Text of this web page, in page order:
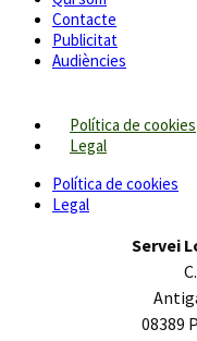
Contacte
Publicitat
Audiències
Política de cookies
Legal
Política de cookies
Legal
Servei
08389